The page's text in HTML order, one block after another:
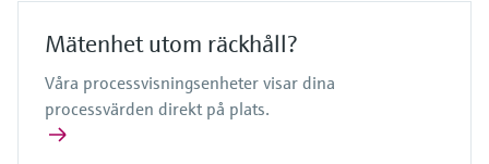
Mätenhet utom räckhåll?
Våra processvisningsenheter visar dina
processvärden direkt på plats.